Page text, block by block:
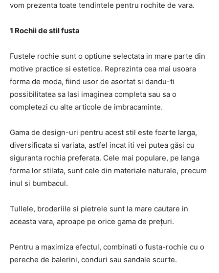
vom prezenta toate tendintele pentru rochite de vara.
1 Rochii de stil fusta
Fustele rochie sunt o optiune selectata in mare parte din
motive practice si estetice. Reprezinta cea mai usoara
forma de moda, fiind usor de asortat si dandu-ti
possibilitatea sa lasi imaginea completa sau sa o
completezi cu alte articole de imbracaminte.
Gama de design-uri pentru acest stil este foarte larga,
diversificata si variata, astfel incat iti vei putea găsi cu
siguranta rochia preferata. Cele mai populare, pe langa
forma lor stilata, sunt cele din materiale naturale, precum
inul si bumbacul.
Tullele, broderiile si pietrele sunt la mare cautare in
aceasta vara, aproape pe orice gama de prețuri.
Pentru a maximiza efectul, combinati o fusta-rochie cu o
pereche de balerini, conduri sau sandale scurte.